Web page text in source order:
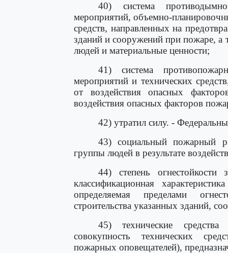
40) система
мероприятий, объемно-
средств, направленных на
зданий и сооружений при пожаре, а
людей и материальные ценности;
41) система
мероприятий и технических
от воздействия опасных
воздействия опасных факторов
42) утратил силу. -
43) социальный пожарный
группы людей в результате
44) степень
классификационная
определяемая пределами
строительства указанных зданий,
45) технические
совокупность технических
пожарных оповещателей),